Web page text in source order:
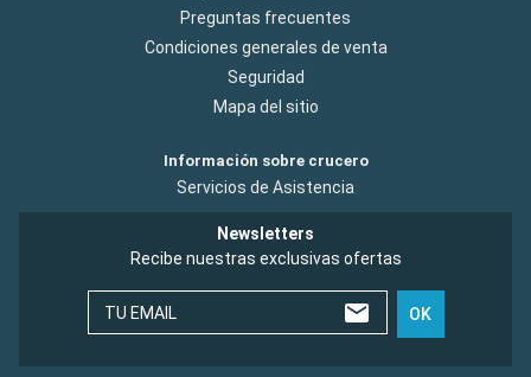
Preguntas frecuentes
Condiciones generales de venta
Seguridad
Mapa del sitio
Información sobre crucero
Servicios de Asistencia
Newsletters
Recibe nuestras exclusivas ofertas
TU EMAIL OK